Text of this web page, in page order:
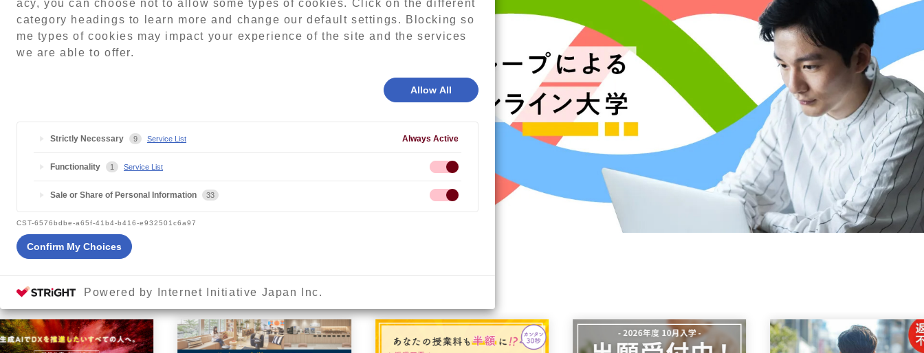
acy, you can choose not to allow some types of cookies. Click on the different
category headings to learn more and change our default settings. Blocking so
me types of cookies may impact your experience of the site and the services
we are able to offer.
Allow All
Strictly Necessary 9 Service List Always Active
Functionality 1 Service List
Sale or Share of Personal Information 33
CST-6576bdbe-a65f-41b4-b416-e932501c6a97
Confirm My Choices
Powered by Internet Initiative Japan Inc.
PICK UP